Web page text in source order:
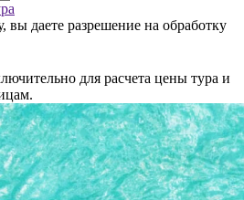
даете разрешение на обработку
для расчета цены тура и